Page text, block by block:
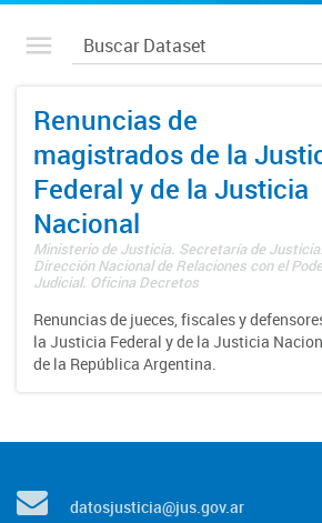
Renuncias de
magistrados de la
Federal y de la Justicia
Nacional
Ministerio de Justicia. Secretaría de Justicia.
Dirección Nacional de Relaciones con el
Judicial. Oficina Decretos
Renuncias de jueces, fiscales y
la Justicia Federal y de la Justicia
de la República Argentina.
datosjusticia@jus.gov.ar